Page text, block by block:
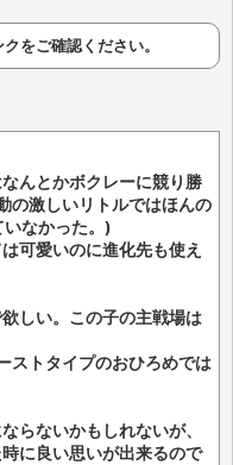
をご確認ください。
んとかボクレーに競り勝
の激しいリトルではほんの
なかった。)
可愛いのに進化先も使え
しい。この子の主戦場は
ストタイプのおひろめでは
らないかもしれないが、
に良い思いが出来るので